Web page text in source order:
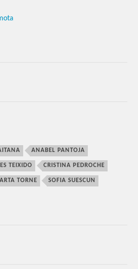
ANABEL PANTOJA
TEIXIDO CRISTINA PEDROCHE
TORNE SOFIA SUESCUN